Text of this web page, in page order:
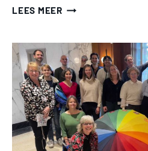
LEES MEERWERELDREIS
EIGEN
STAD